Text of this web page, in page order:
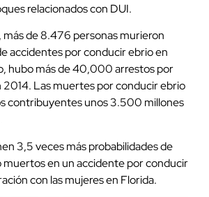
relacionados con DUI.
de 8.476 personas murieron
accidentes por conducir ebrio en
hubo más de 40,000 arrestos por
2014. Las muertes por conducir ebrio
contribuyentes unos 3.500 millones
3,5 veces más probabilidades de
muertos en un accidente por conducir
con las mujeres en Florida.